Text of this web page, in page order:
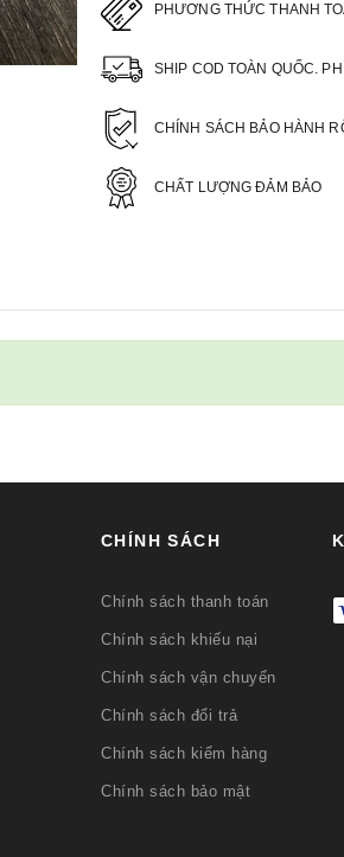
PHƯƠNG THỨC THANH
SHIP COD TOÀN QUỐC.
CHÍNH SÁCH BẢO HÀNH
CHẤT LƯỢNG ĐẢM BẢO
CHÍNH SÁCH
Chính sách thanh toán
Chính sách khiếu nại
Chính sách vận chuyển
Chính sách đổi trả
Chính sách kiểm hàng
Chính sách bảo mật